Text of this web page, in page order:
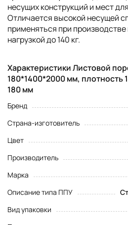
несущих конструкций и мест
Отличается высокой несущей
применяться при
нагрузкой до 140 кг.
Характеристики Листовой
180*1400*2000 мм, плотность
180 мм
Бренд
Страна-изготовитель
Цвет
Производитель
Марка
Описание типа ППУ
Вид упаковки